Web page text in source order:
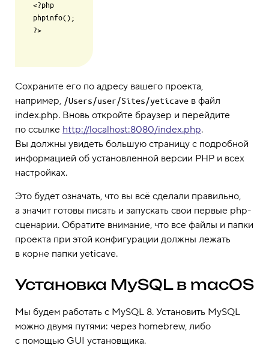
<?php
phpinfo();
?>
Сохраните его по адресу вашего проекта,
например, /Users/user/Sites/yeticave в файл
index.php. Вновь откройте браузер и перейдите
по ссылке http://localhost:8080/index.php.
Вы должны увидеть большую страницу с подробной
информацией об установленной версии PHP и всех
настройках.
Это будет означать, что вы всё сделали правильно,
а значит готовы писать и запускать свои первые php-
сценарии. Обратите внимание, что все файлы и папки
проекта при этой конфигурации должны лежать
в корне папки yeticave.
Установка MySQL в macOS
Мы будем работать с MySQL 8. Установить MySQL
можно двумя путями: через homebrew, либо
с помощью GUI установщика.